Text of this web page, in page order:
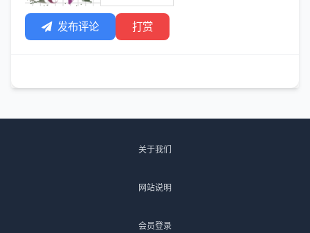
发布评论 打赏
关于我们
网站说明
会员登录